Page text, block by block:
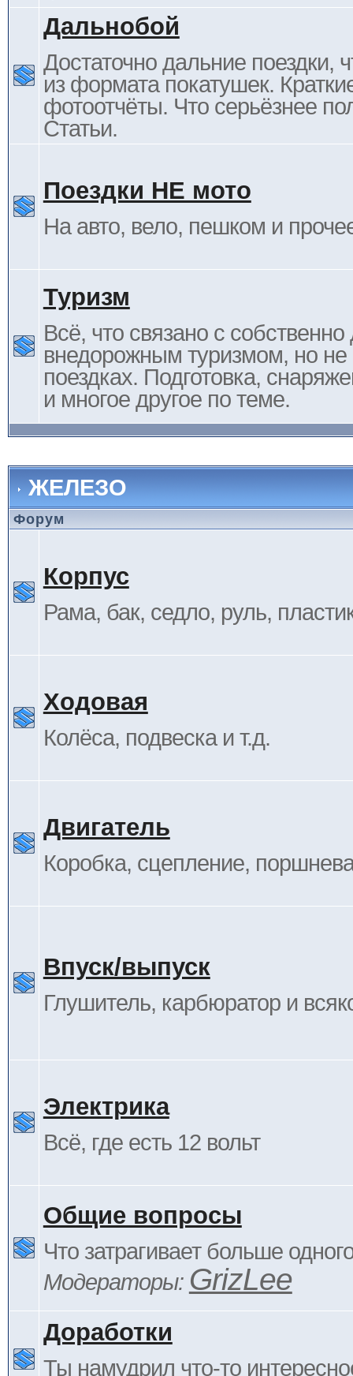
Дальнобой
Достаточно дальние поездки,
из формата покатушек.
фотоотчёты. Что серьёзнее
Статьи.
Поездки НЕ мото
На авто, вело, пешком и
Туризм
Всё, что связано с
внедорожным туризмом, но не
поездках. Подготовка,
и многое другое по теме.
ЖЕЛЕЗО
Форум
Корпус
Рама, бак, седло, руль,
Ходовая
Колёса, подвеска и т.д.
Двигатель
Коробка, сцепление,
Впуск/выпуск
Глушитель, карбюратор и
Электрика
Всё, где есть 12 вольт
Общие вопросы
Что затрагивает больше
Модераторы: GrizLee
Доработки
Ты намудрил что-то